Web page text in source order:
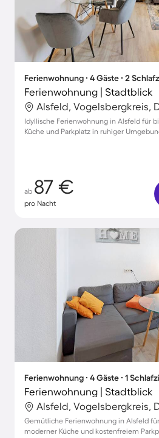
Ferienwohnung ∙ 4 Gäste ∙ 2
Ferienwohnung | Stadtblick
Alsfeld, Vogelsbergkreis,
Idyllische Ferienwohnung in Alsfeld für
Küche und Parkplatz in ruhiger
ab 87 €
pro Nacht
Ferienwohnung ∙ 4 Gäste ∙ 1
Ferienwohnung | Stadtblick
Alsfeld, Vogelsbergkreis,
Gemütliche Ferienwohnung in Alsfeld
moderner Küche und kostenfreiem